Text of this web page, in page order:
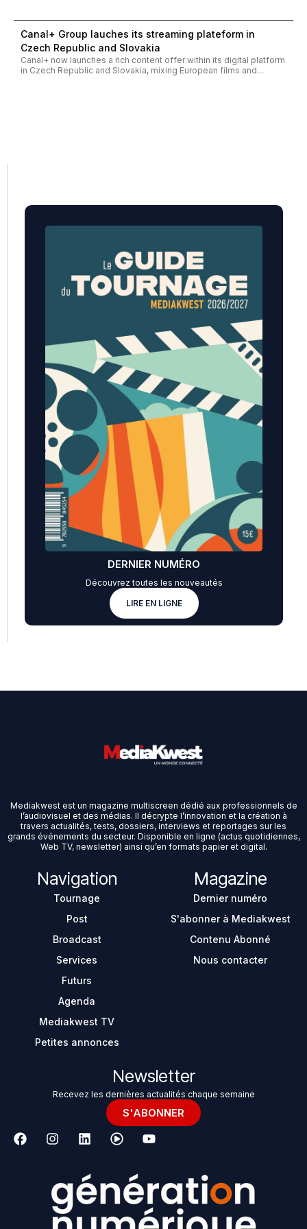
Canal+ Group lauches its streaming plateform in
Czech Republic and Slovakia
Canal+ now launches a rich content offer within its digital platform
in Czech Republic and Slovakia, mixing European films and...
DERNIER NUMÉRO
Découvrez toutes les nouveautés
LIRE EN LIGNE
Mediakwest est un magazine multiscreen dédié aux professionnels de
l’audiovisuel et des médias. Il décrypte l’innovation et la création à
travers actualités, tests, dossiers, interviews et reportages sur les
grands événements du secteur. Disponible en ligne (actus quotidiennes,
Web TV, newsletter) ainsi qu’en formats papier et digital.
Navigation
Tournage
Post
Broadcast
Services
Futurs
Agenda
Mediakwest TV
Petites annonces
Magazine
Dernier numéro
S'abonner à Mediakwest
Contenu Abonné
Nous contacter
Newsletter
Recevez les dernières actualités chaque semaine
S'ABONNER